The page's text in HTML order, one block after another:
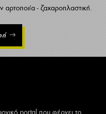
αρτοποιία - ζαχαροπλαστική.
portal που φέρνει το